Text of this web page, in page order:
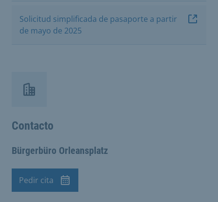
Solicitud simplificada de pasaporte a partir
de mayo de 2025
Contacto
Bürgerbüro Orleansplatz
Cita previa
Pedir cita